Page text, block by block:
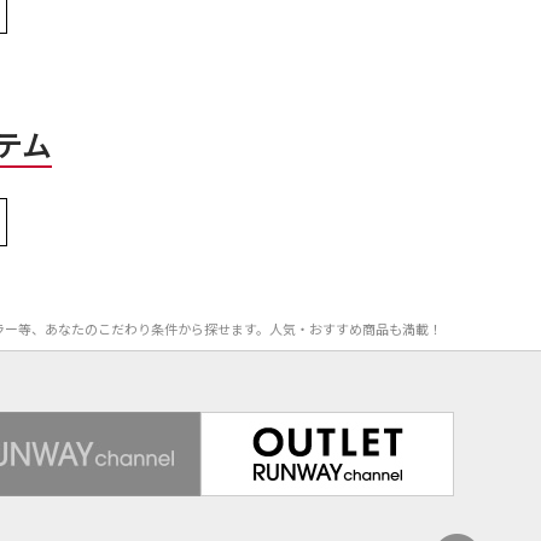
ム
等、あなたのこだわり条件から探せます。人気・おすすめ商品も満載！